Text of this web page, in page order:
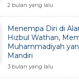
2 bulan yang lalu
Menempa Diri di
Hizbul Wathan,
Muhammadiyah
Mandiri
3 bulan yang lalu